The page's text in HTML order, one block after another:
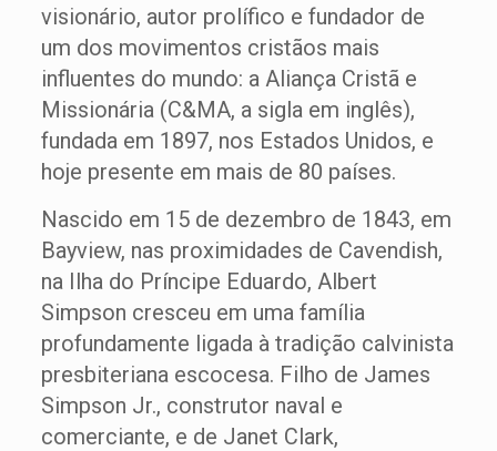
visionário, autor prolífico e fundador de
um dos movimentos cristãos mais
influentes do mundo: a Aliança Cristã e
Missionária (C&MA, a sigla em inglês),
fundada em 1897, nos Estados Unidos, e
hoje presente em mais de 80 países.
Nascido em 15 de dezembro de 1843, em
Bayview, nas proximidades de Cavendish,
na Ilha do Príncipe Eduardo, Albert
Simpson cresceu em uma família
profundamente ligada à tradição calvinista
presbiteriana escocesa. Filho de James
Simpson Jr., construtor naval e
comerciante, e de Janet Clark,